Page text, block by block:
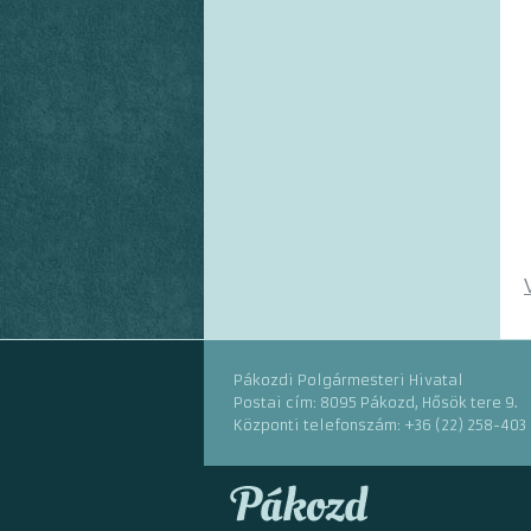
Pákozdi Polgármesteri Hivatal
Postai cím: 8095 Pákozd, Hősök tere 9.
Központi telefonszám: +36 (22) 258-403